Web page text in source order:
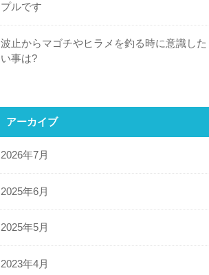
プルです
波止からマゴチやヒラメを釣る時に意識した
い事は?
アーカイブ
2026年7月
2025年6月
2025年5月
2023年4月